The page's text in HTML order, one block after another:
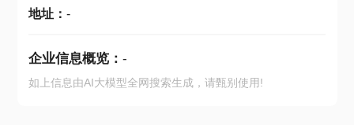
地址： -
企业信息概览： -
如上信息由AI大模型全网搜索生成，请甄别使用!